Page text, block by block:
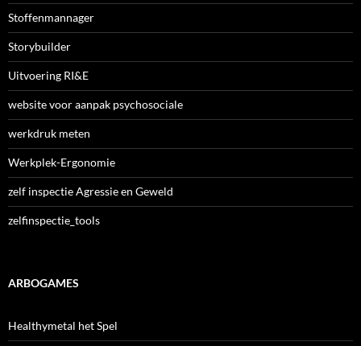
Stoffenmannager
Storybuilder
Uitvoering RI&E
website voor aanpak psychosociale
werkdruk meten
Werkplek-Ergonomie
zelf inspectie Agressie en Geweld
zelfinspectie_tools
ARBOGAMES
Healthymetal het Spel